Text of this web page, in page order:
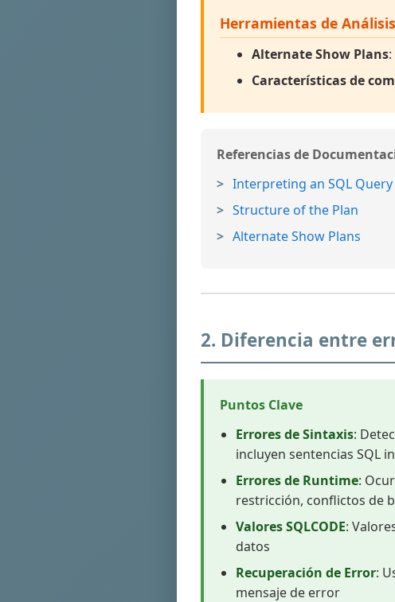
Herramientas de Análisis
Alternate Show Plans
Características de
Referencias de
Interpreting an SQL Query
Structure of the Plan
Alternate Show Plans
2. Diferencia entre
Puntos Clave
Errores de Sintaxis:
incluyen sentencias SQL
Errores de Runtime:
restricción, conflictos de
Valores SQLCODE:
datos
Recuperación de Error:
mensaje de error